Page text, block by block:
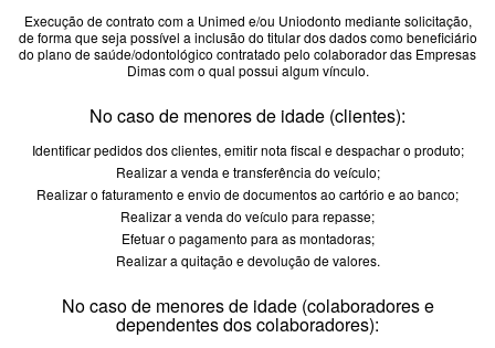
Execução de contrato com a Unimed e/ou Uniodonto mediante solicitação,
de forma que seja possível a inclusão do titular dos dados como beneficiário
do plano de saúde/odontológico contratado pelo colaborador das Empresas
Dimas com o qual possui algum vínculo.
No caso de menores de idade (clientes):
Identificar pedidos dos clientes, emitir nota fiscal e despachar o produto;
Realizar a venda e transferência do veículo;
Realizar o faturamento e envio de documentos ao cartório e ao banco;
Realizar a venda do veículo para repasse;
Efetuar o pagamento para as montadoras;
Realizar a quitação e devolução de valores.
No caso de menores de idade (colaboradores e
dependentes dos colaboradores):